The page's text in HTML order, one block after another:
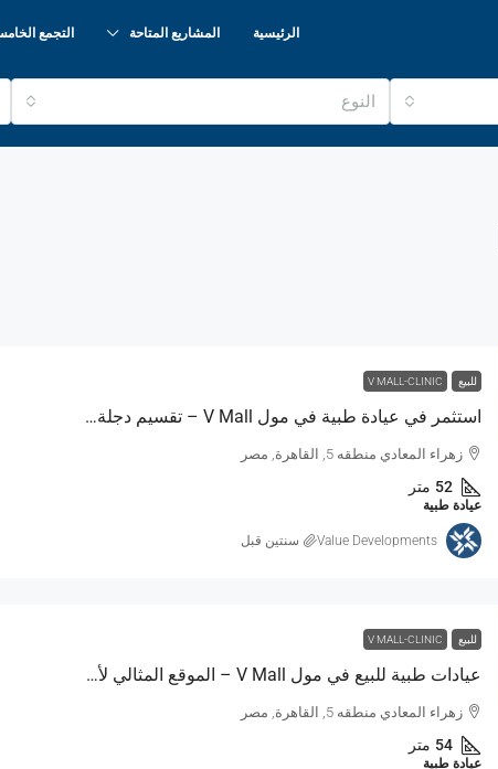
الرئيسية المشاريع المتاحة التجمع
النوع
للبيع V MALL-CLINIC
استثمر في عيادة طبية في مول V Mall – تقسيم دجلة الجديد – مساحة 52 متر
زهراء المعادي منطقه 5, القاهرة, مصر
52 متر
عيادة طبية
Value Developments ‏سنتين قبل
للبيع V MALL-CLINIC
عيادات طبية للبيع في مول V Mall – الموقع المثالي لأطباء المستقبل- مساحة 54 متر
زهراء المعادي منطقه 5, القاهرة, مصر
54 متر
عيادة طبية